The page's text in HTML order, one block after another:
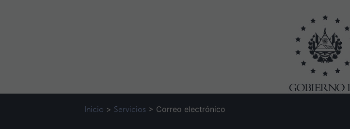
Inicio > Servicios > Correo electrónico